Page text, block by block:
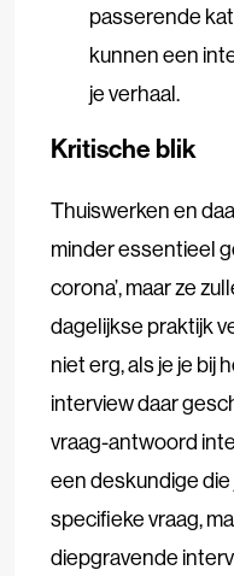
passerende
kunnen een
je verhaal.
Kritische blik
Thuiswerken en
minder essentieel
corona’, maar ze
dagelijkse praktijk
niet erg, als je je bij
interview daar
vraag-antwoord
een deskundige
specifieke vraag,
diepgravende